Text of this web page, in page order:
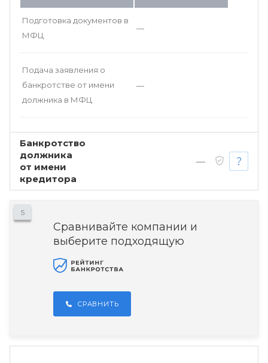
Подготовка документов в
МФЦ
—
Подача заявления о
банкротстве от имени
должника в МФЦ
—
Банкротство
должника
от имени
кредитора
—
5
Сравнивайте компании и
выберите подходящую
СРАВНИТЬ